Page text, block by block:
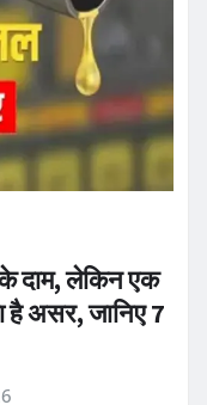
दाम, लेकिन एक
असर, जानिए 7